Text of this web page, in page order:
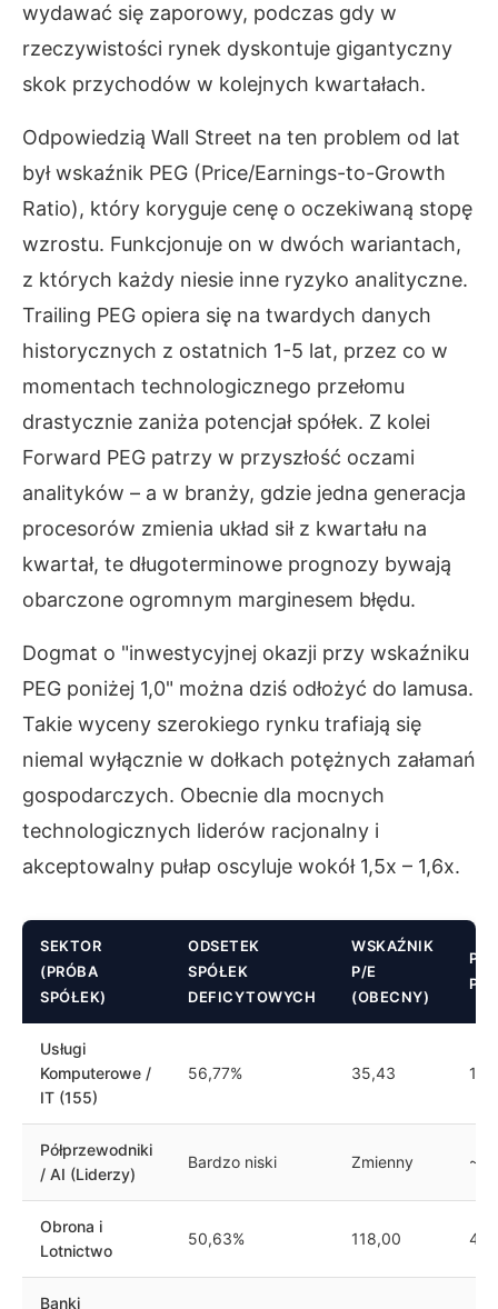
wydawać się zaporowy, podczas gdy w
rzeczywistości rynek dyskontuje gigantyczny
skok przychodów w kolejnych kwartałach.
Odpowiedzią Wall Street na ten problem od lat
był wskaźnik PEG (Price/Earnings-to-Growth
Ratio), który koryguje cenę o oczekiwaną stopę
wzrostu. Funkcjonuje on w dwóch wariantach,
z których każdy niesie inne ryzyko analityczne.
Trailing PEG opiera się na twardych danych
historycznych z ostatnich 1-5 lat, przez co w
momentach technologicznego przełomu
drastycznie zaniża potencjał spółek. Z kolei
Forward PEG patrzy w przyszłość oczami
analityków – a w branży, gdzie jedna generacja
procesorów zmienia układ sił z kwartału na
kwartał, te długoterminowe prognozy bywają
obarczone ogromnym marginesem błędu.
Dogmat o "inwestycyjnej okazji przy wskaźniku
PEG poniżej 1,0" można dziś odłożyć do lamusa.
Takie wyceny szerokiego rynku trafiają się
niemal wyłącznie w dołkach potężnych załamań
gospodarczych. Obecnie dla mocnych
technologicznych liderów racjonalny i
akceptowalny pułap oscyluje wokół 1,5x – 1,6x.
SEKTOR
(PRÓBA
SPÓŁEK)
ODSETEK
SPÓŁEK
DEFICYTOWYCH
WSKAŹNIK
P/E
(OBECNY)
P/E
Usługi
Komputerowe /
IT (155)
56,77% 35,43
Półprzewodniki
/ AI (Liderzy)
Bardzo niski Zmienny
Obrona i
Lotnictwo
50,63% 118,00
Banki